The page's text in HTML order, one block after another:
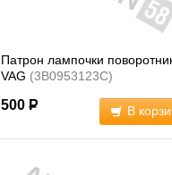
Патрон лампочки
VAG (3B0953123C)
500 Р В